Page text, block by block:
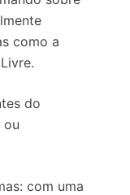
como a
do
ou
com uma